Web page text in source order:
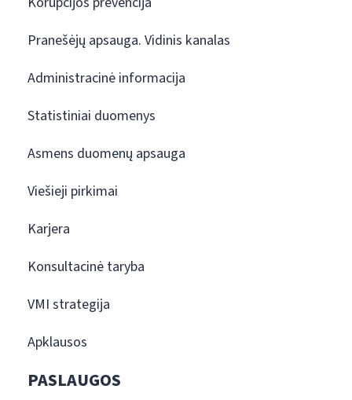
Pranešėjų apsauga. Vidinis kanalas
Administracinė informacija
Statistiniai duomenys
Asmens duomenų apsauga
Viešieji pirkimai
Karjera
Konsultacinė taryba
VMI strategija
Apklausos
PASLAUGOS